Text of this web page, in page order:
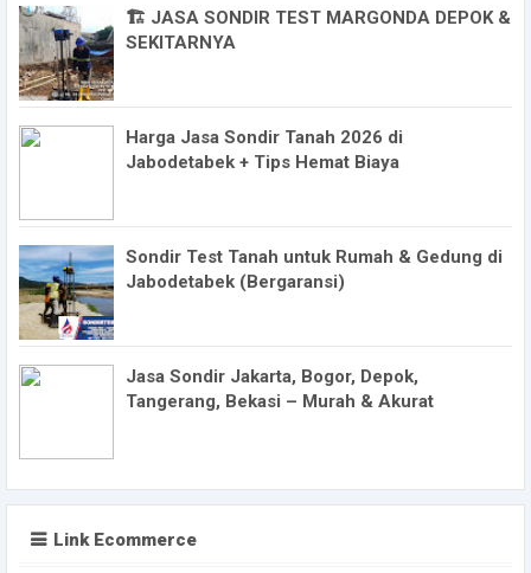
🏗️ JASA SONDIR TEST MARGONDA DEPOK &
SEKITARNYA
Harga Jasa Sondir Tanah 2026 di
Jabodetabek + Tips Hemat Biaya
Sondir Test Tanah untuk Rumah & Gedung di
Jabodetabek (Bergaransi)
Jasa Sondir Jakarta, Bogor, Depok,
Tangerang, Bekasi – Murah & Akurat
Link Ecommerce